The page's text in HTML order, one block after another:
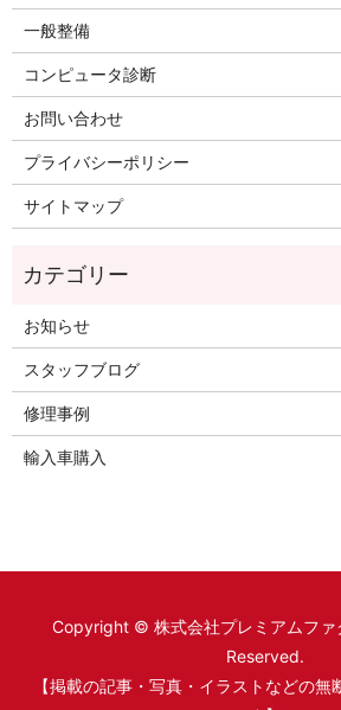
一般整備
コンピュータ診断
お問い合わせ
プライバシーポリシー
サイトマップ
お知らせ
スタッフブログ
修理事例
輸入車購入
Copyright © 株式会社プレミアムファ
Reserved.
【掲載の記事・写真・イラストなどの無